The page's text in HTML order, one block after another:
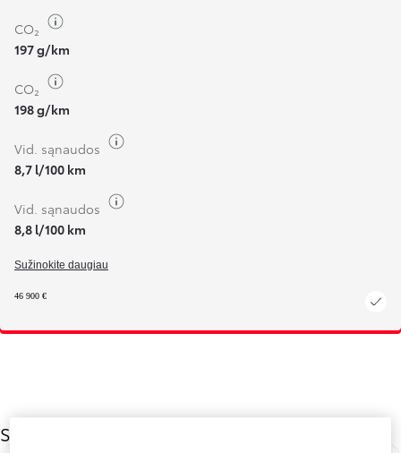
CO₂
197 g/km
CO₂
198 g/km
Vid. sąnaudos
8,7 l/100 km
Vid. sąnaudos
8,8 l/100 km
Sužinokite daugiau
46 900 €
Spalva